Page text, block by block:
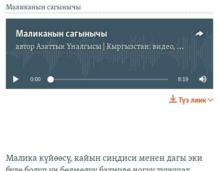
Маликанын сагынычы
Маликанын сагынычы
автор Азаттык Үналгысы | Кыргызстан: видео, фото, кабарлар
No media source currently available
0:00 8:19
Түз линк
Малика күйөөсү, кайын сиңдиси менен дагы эки